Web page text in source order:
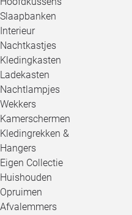
Slaapbanken
Interieur
Nachtkastjes
Kledingkasten
Ladekasten
Nachtlampjes
Wekkers
Kamerschermen
Kledingrekken &
Hangers
Eigen Collectie
Huishouden
Opruimen
Afvalemmers